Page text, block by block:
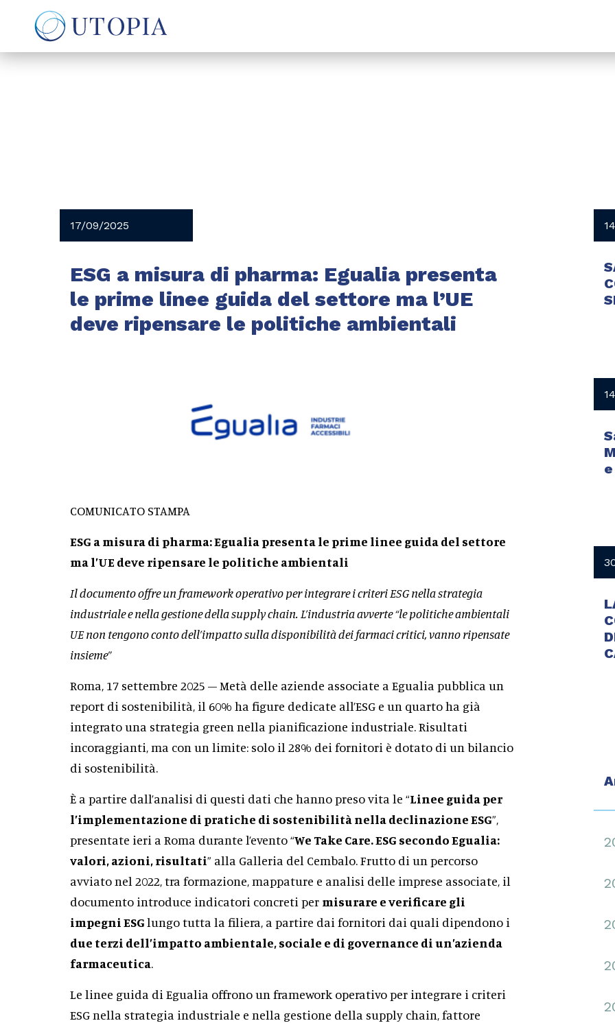
17/09/2025
ESG a misura di pharma: Egualia presenta
le prime linee guida del settore ma l’UE
deve ripensare le politiche ambientali
COMUNICATO STAMPA
ESG a misura di pharma: Egualia presenta le prime linee guida del settore
ma l’UE deve ripensare le politiche ambientali
Il documento offre un framework operativo per integrare i criteri ESG nella strategia
industriale e nella gestione della supply chain. L’industria avverte“le politiche ambientali
UE non tengono conto dell’impatto sulla disponibilità dei farmaci critici, vanno ripensate
insieme”
Roma, 17 settembre 2025 – Metà delle aziende associate a Egualia pubblica un
report di sostenibilità, il 60% ha figure dedicate all’ESG e un quarto ha già
integrato una strategia green nella pianificazione industriale. Risultati
incoraggianti, ma con un limite: solo il 28% dei fornitori è dotato di un bilancio
di sostenibilità.
È a partire dall’analisi di questi dati che hanno preso vita le “Linee guida per
l’implementazione di pratiche di sostenibilità nella declinazione ESG”,
presentate ieri a Roma durante l’evento “We Take Care. ESG secondo Egualia:
valori, azioni, risultati” alla Galleria del Cembalo. Frutto di un percorso
avviato nel 2022, tra formazione, mappature e analisi delle imprese associate, il
documento introduce indicatori concreti per misurare e verificare gli
impegni ESGlungo tutta la filiera, a partire dai fornitori dai quali dipendono i
due terzi dell’impatto ambientale, sociale e di governance di un’azienda
farmaceutica.
Le linee guida di Egualia offrono un framework operativo per integrare i criteri
ESG nella strategia industriale e nella gestione della supply chain, fattore